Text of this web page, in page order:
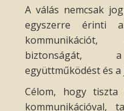
A válás nemcsak
egyszerre érinti
biztonságát,
együttműködést és a
Célom, hogy tiszta
kommunikációval,